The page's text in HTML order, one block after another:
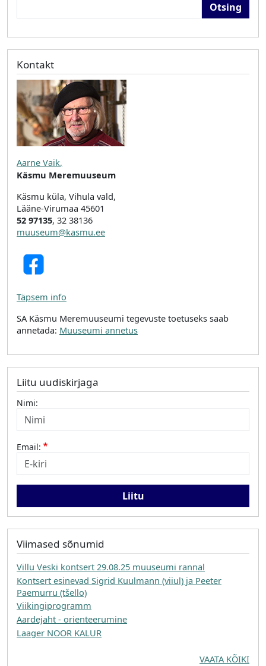
Kontakt
Aarne Vaik,
Käsmu Meremuuseum
Käsmu küla, Vihula vald,
Lääne-Virumaa 45601
52 97135, 32 38136
muuseum@kasmu.ee
Täpsem info
SA Käsmu Meremuuseumi tegevuste toetuseks saab
annetada: Muuseumi annetus
Liitu uudiskirjaga
Nimi:
Email:
Viimased sõnumid
Villu Veski kontsert 29.08.25 muuseumi rannal
Kontsert esinevad Sigrid Kuulmann (viiul) ja Peeter
Paemurru (tšello)
Viikingiprogramm
Aardejaht - orienteerumine
Laager NOOR KALUR
VAATA KÕIKI